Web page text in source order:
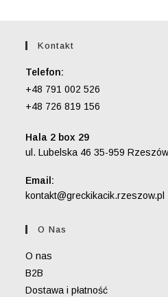
Kontakt
Telefon:
+48 791 002 526
+48 726 819 156
Hala 2 box 29
ul. Lubelska 46 35-959 Rzeszów
Email:
kontakt@greckikacik.rzeszow.pl
O Nas
O nas
B2B
Dostawa i płatność